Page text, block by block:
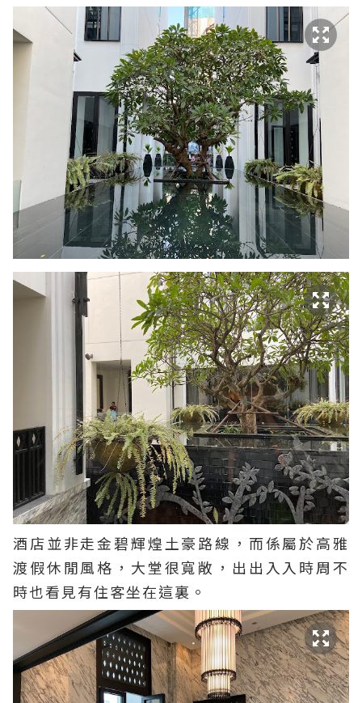
酒店並非走金碧輝煌土豪路線，而係屬於高雅
渡假休閒風格，大堂很寬敞，出出入入時周不
時也看見有住客坐在這裏。